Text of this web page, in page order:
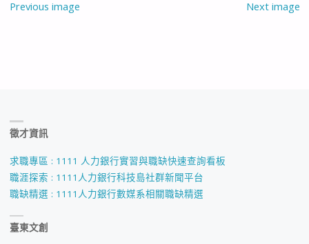
Previous image Next image
徵才資訊
求職專區 : 1111 人力銀行實習與職缺快速查詢看板
職涯探索 : 1111人力銀行科技島社群新聞平台
職缺精選 : 1111人力銀行數媒系相關職缺精選
臺東文創